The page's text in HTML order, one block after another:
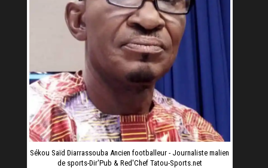
Sékou Saïd Diarrassouba Ancien footballeur - Journaliste malien
de sports-Dir'Pub & Red'Chef Tatou-Sports.net